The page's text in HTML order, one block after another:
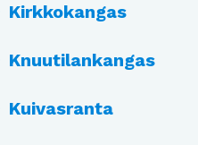
Kirkkokangas
Knuutilankangas
Kuivasranta